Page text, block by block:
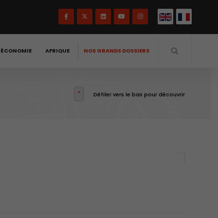
AFRIQUE NOS GRANDS DOSSIERS
Défiler vers le bas pour découvrir